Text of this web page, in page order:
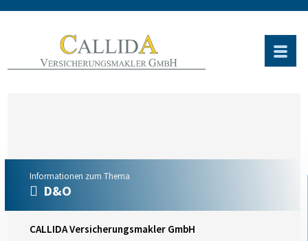
Informationen zum Thema
D&O
CALLIDA Versicherungsmakler GmbH